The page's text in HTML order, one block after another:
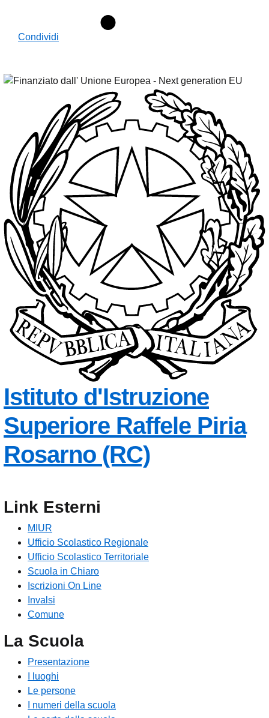
Condividi
Istituto d'Istruzione
Superiore Raffele Piria
Rosarno (RC)— Visita la
Link Esterni
MIUR
Ufficio Scolastico Regionale
Ufficio Scolastico Territoriale
Scuola in Chiaro
Iscrizioni On Line
Invalsi
Comune
La Scuola
Presentazione
I luoghi
Le persone
I numeri della scuola